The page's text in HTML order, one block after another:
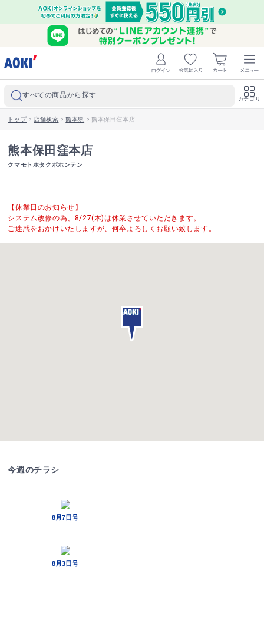
すべての商品から探す カテゴリ
トップ> 店舗検索 >熊本県 > 熊本保田窪本店
熊本保田窪本店
クマモトホタクボホンテン
【休業日のお知らせ】
システム改修の為、8/27(木)は休業させていただきます。
ご迷惑をおかけいたしますが、何卒よろしくお願い致します。
今週のチラシ